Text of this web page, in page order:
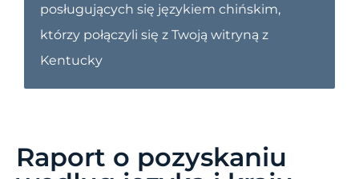
posługujących się językiem chińskim,
którzy połączyli się z Twoją witryną z
Kentucky
Raport o pozyskaniu